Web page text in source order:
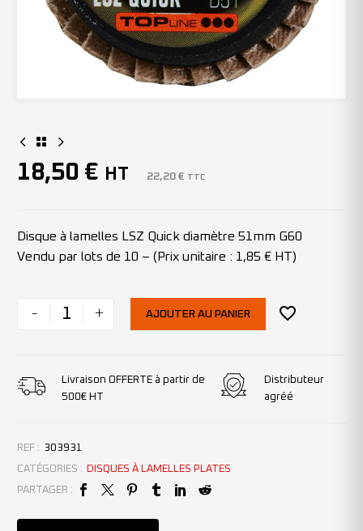
18,50 € HT 22,20 € TTC
Disque à lamelles LSZ Quick diamètre 51mm G60
Vendu par lots de 10 – (Prix unitaire : 1,85 € HT)
- + AJOUTER AU PANIER
Livraison OFFERTE à partir de
500€ HT
Distributeur
agréé
REF : 303931
CATÉGORIES :
DISQUES À LAMELLES PLATES
PARTAGER :